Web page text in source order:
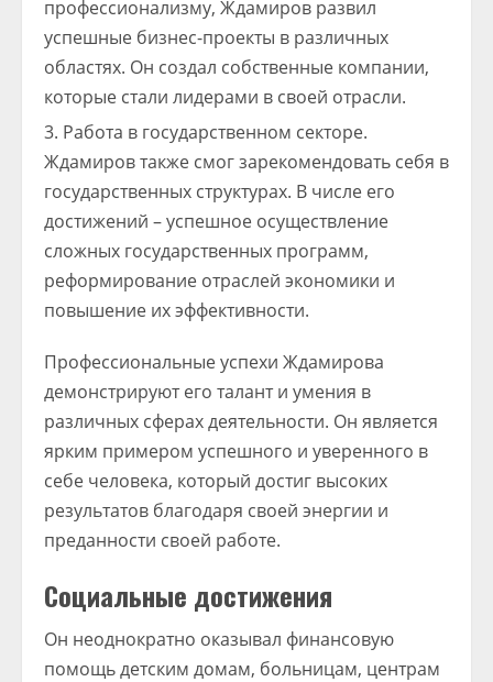
профессионализму, Ждамиров развил
успешные бизнес-проекты в различных
областях. Он создал собственные компании,
которые стали лидерами в своей отрасли.
Работа в государственном секторе.
Ждамиров также смог зарекомендовать себя в
государственных структурах. В числе его
достижений – успешное осуществление
сложных государственных программ,
реформирование отраслей экономики и
повышение их эффективности.
Профессиональные успехи Ждамирова
демонстрируют его талант и умения в
различных сферах деятельности. Он является
ярким примером успешного и уверенного в
себе человека, который достиг высоких
результатов благодаря своей энергии и
преданности своей работе.
Социальные достижения
Он неоднократно оказывал финансовую
помощь детским домам, больницам, центрам